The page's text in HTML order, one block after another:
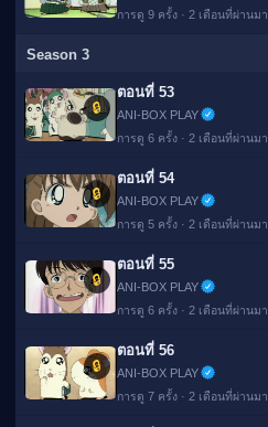
การดู 9 ครั้ง · 2 เดือนที่ผ่านมา
Season 3
🔒
ตอนที่ 53
ANI-BOX PLAY
การดู 6 ครั้ง · 2 เดือนที่ผ่านมา
🔒
ตอนที่ 54
ANI-BOX PLAY
การดู 5 ครั้ง · 2 เดือนที่ผ่านมา
🔒
ตอนที่ 55
ANI-BOX PLAY
การดู 6 ครั้ง · 2 เดือนที่ผ่านมา
🔒
ตอนที่ 56
ANI-BOX PLAY
การดู 7 ครั้ง · 2 เดือนที่ผ่านมา